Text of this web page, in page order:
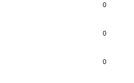
0
0
0